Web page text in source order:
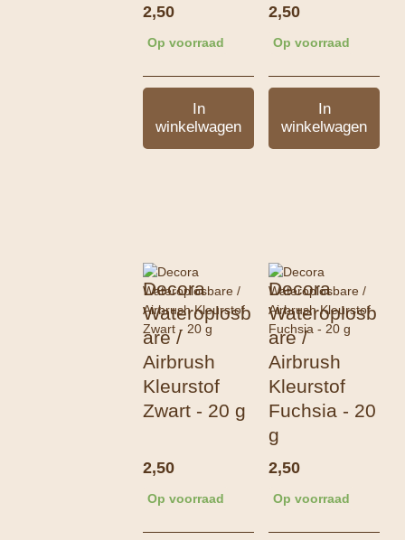
2,50
Op voorraad
In
winkelwagen
2,50
Op voorraad
In
winkelwagen
Decora
Wateroplosb
are /
Airbrush
Kleurstof
Zwart - 20 g
2,50
Op voorraad
Decora
Wateroplosb
are /
Airbrush
Kleurstof
Fuchsia - 20
g
2,50
Op voorraad